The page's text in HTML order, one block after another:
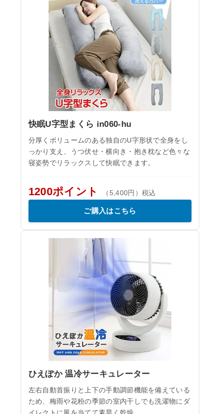
快眠U字型まくら in060-hu
分厚くボリュームのある独自のU字形状で全身をし
っかり支え、うつ伏せ・横向き・抱き枕など色々な
寝姿勢でリラックスして快眠できます。
1200ポイント （5,400円）税込
ご購入はこちら
ひえぽか 温冷サーキュレーター
左右自動首振りと上下の手動調節機能を備えている
ため、梅雨や花粉の季節の室内干しでも洗濯物にダ
イレクトに風を当てて素早く乾燥